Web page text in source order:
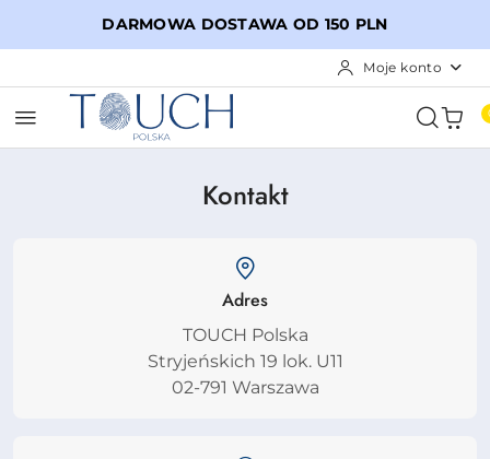
Przejdź do treści głównej
Przejdź do wyszukiwarki
Przejdź do moje konto
Przejdź do menu głównego
Przejdź do stopki
DARMOWA DOSTAWA OD 150 PLN
Moje konto
Kontakt
Adres
TOUCH Polska
Stryjeńskich 19 lok. U11
02-791 Warszawa